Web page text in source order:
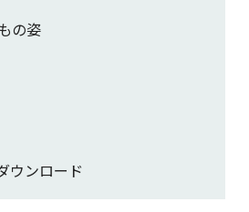
の姿
ウンロード